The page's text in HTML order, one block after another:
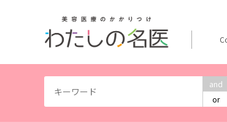
and
or